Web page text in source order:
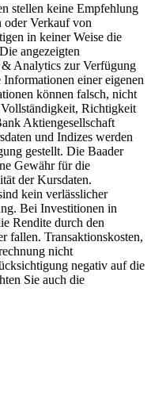
stellen keine Empfehlung
Verkauf von
in keiner Weise die
angezeigten
Analytics zur Verfügung
einer eigenen
können falsch, nicht
Richtigkeit
Aktiengesellschaft
und Indizes werden
gestellt. Die Baader
Gewähr für die
der Kursdaten.
kein verlässlicher
Bei Investitionen in
Rendite durch den
fallen. Transaktionskosten,
nicht
negativ auf die
Sie auch die